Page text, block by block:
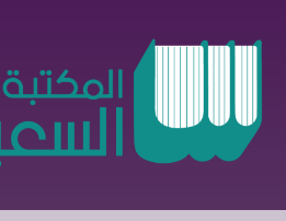
الرئيسي